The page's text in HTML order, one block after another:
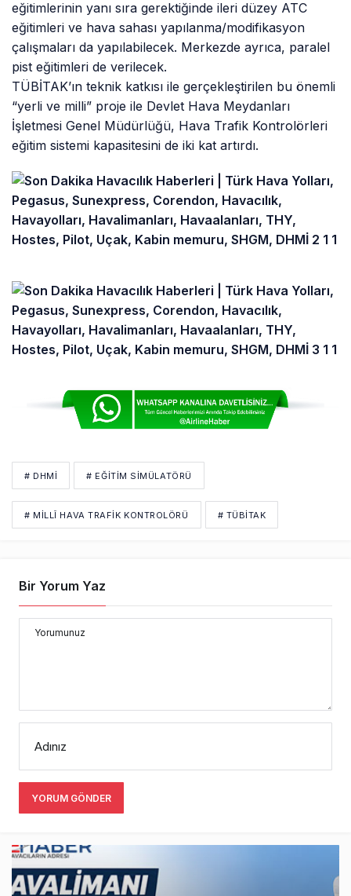
eğitimlerinin yanı sıra gerektiğinde ileri düzey ATC
eğitimleri ve hava sahası yapılanma/modifikasyon
çalışmaları da yapılabilecek. Merkezde ayrıca, paralel
pist eğitimleri de verilecek.
TÜBİTAK’ın teknik katkısı ile gerçekleştirilen bu önemli
“yerli ve milli” proje ile Devlet Hava Meydanları
İşletmesi Genel Müdürlüğü, Hava Trafik Kontrolörleri
eğitim sistemi kapasitesini de iki kat artırdı.
# DHMİ # EĞITIM SIMÜLATÖRÜ
# MILLÎ HAVA TRAFIK KONTROLÖRÜ # TÜBİTAK
Bir Yorum Yaz
Yorumunuz
Adınız
YORUM GÖNDER